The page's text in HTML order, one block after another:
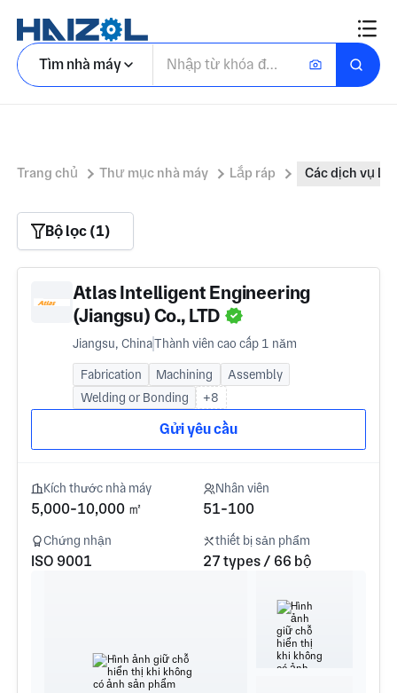
Tìm nhà máy
Trang chủ Thư mục nhà máy Lắp ráp Các dịch vụ
Bộ lọc (1)
Atlas Intelligent Engineering
(Jiangsu) Co., LTD
Jiangsu, ChinaThành viên cao cấp 1 năm
Fabrication Machining
Assembly
Welding or Bonding
+8
Gửi yêu cầu
Kích thước nhà máy
5,000-10,000 ㎡
Nhân viên
51-100
Chứng nhận
ISO 9001
thiết bị sản phẩm
27 types / 66 bộ